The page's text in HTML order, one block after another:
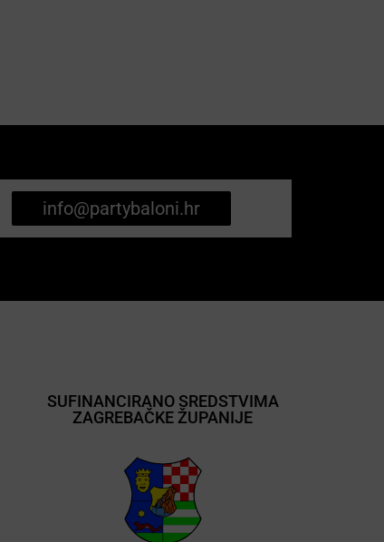
info@partybaloni.hr
SUFINANCIRANO SREDSTVIMA
ZAGREBAČKE ŽUPANIJE